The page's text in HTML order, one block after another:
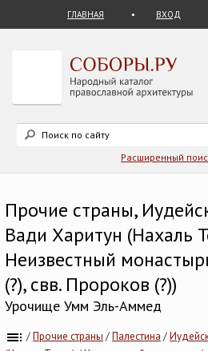
ГЛАВНАЯ ВХОД
Расширенный
Прочие страны,
Вади Харитун (Нахаль
Неизвестный
(?), свв. Пророков (?))
Урочище Умм Эль-Аммед
/Прочие страны /Палестина /